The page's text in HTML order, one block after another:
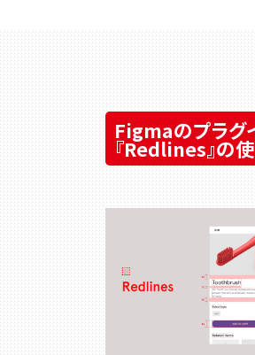
Figmaのプラグ
『Redlines』の